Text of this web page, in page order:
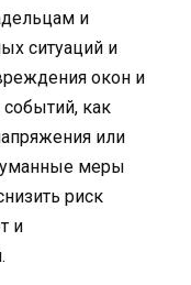
и
ситуаций и
окон и
как
или
меры
риск
и